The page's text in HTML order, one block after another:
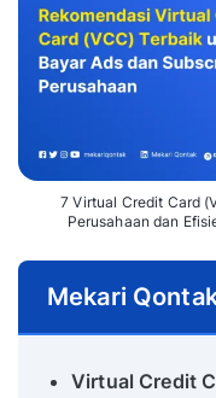
7 Virtual Credit Card
Perusahaan dan
Mekari
Virtual Credit